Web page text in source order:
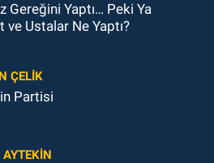
Yaptı… Peki Ya
ve Ustalar Ne Yaptı?
ÇELİK
Partisi
AYTEKIN